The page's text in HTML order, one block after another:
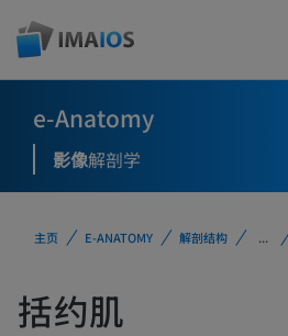
e-Anatomy
影像解剖学
主页 E-ANATOMY 解剖结构 ...
括约肌